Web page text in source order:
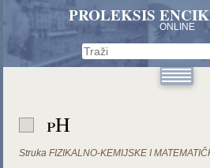
PROLEKSIS
ONLINE
pH
Struka FIZIKALNO-KEMIJSKE I